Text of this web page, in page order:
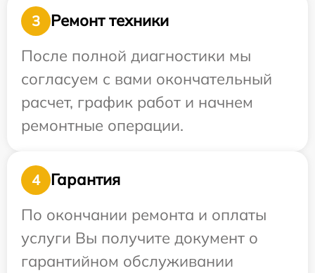
3
Ремонт техники
После полной диагностики мы
согласуем с вами окончательный
расчет, график работ и начнем
ремонтные операции.
4
Гарантия
По окончании ремонта и оплаты
услуги Вы получите документ о
гарантийном обслуживании